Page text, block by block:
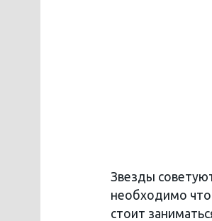
Звезды
необходимо
стоит